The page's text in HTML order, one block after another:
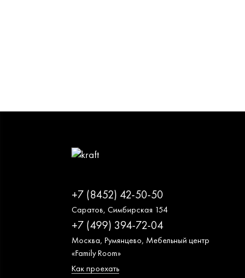
+7 (8452) 42-50-50
Саратов, Симбирская 154
+7 (499) 394-72-04
Москва, Румянцево, Мебельный центр
«Family Room»
Как проехать